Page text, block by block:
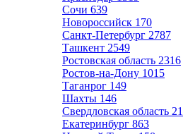
Сочи 639
Новороссийск 170
Санкт-Петербург 2787
Ташкент 2549
Ростовская область 2316
Ростов-на-Дону 1015
Таганрог 149
Шахты 146
Свердловская область
Екатеринбург 863